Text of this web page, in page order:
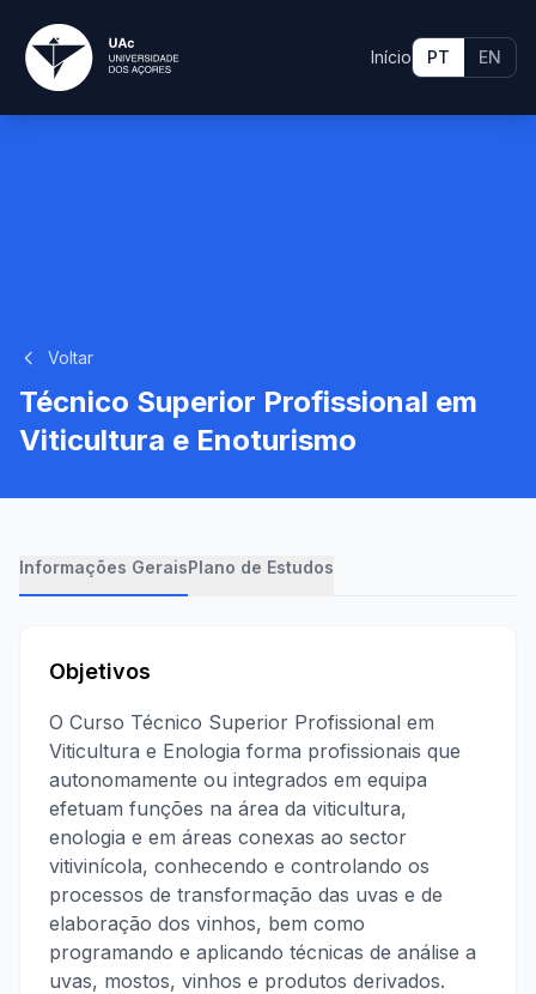
Início PT EN
Voltar
Técnico Superior Profissional em
Viticultura e Enoturismo
Informações GeraisPlano de Estudos
Objetivos
O Curso Técnico Superior Profissional em
Viticultura e Enologia forma profissionais que
autonomamente ou integrados em equipa
efetuam funções na área da viticultura,
enologia e em áreas conexas ao sector
vitivinícola, conhecendo e controlando os
processos de transformação das uvas e de
elaboração dos vinhos, bem como
programando e aplicando técnicas de análise a
uvas, mostos, vinhos e produtos derivados.